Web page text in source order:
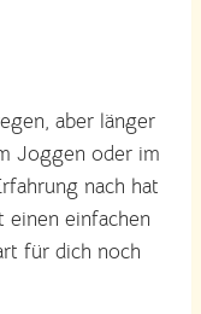
aber länger
Joggen oder im
nach hat
einfachen
für dich noch